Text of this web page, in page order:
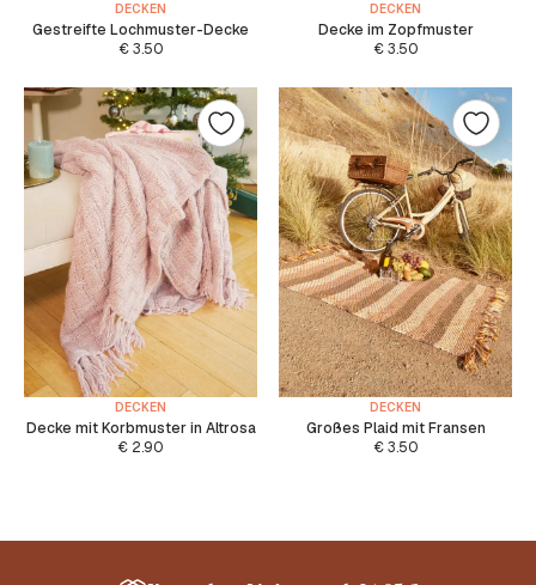
DECKEN
Gestreifte Lochmuster-Decke
€3.50
DECKEN
Decke im Zopfmuster
€3.50
DECKEN
Decke mit Korbmuster in Altrosa
€ 2.90
DECKEN
Großes Plaid mit Fransen
€3.50